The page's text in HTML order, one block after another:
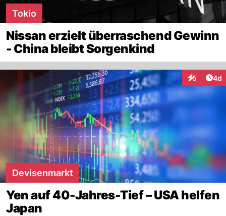
Tokio
Nissan erzielt überraschend Gewinn
- China bleibt Sorgenkind
5 4d
Devisenmarkt
Yen auf 40-Jahres-Tief – USA helfen
Japan